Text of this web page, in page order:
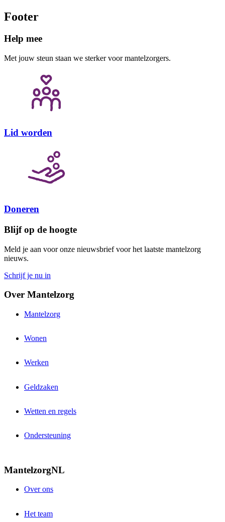
Footer
Help mee
Met jouw steun staan we sterker voor mantelzorgers.
Lid worden
Doneren
Blijf op de hoogte
Meld je aan voor onze nieuwsbrief voor het laatste mantelzorg
nieuws.
Schrijf je nu in
Over Mantelzorg
Mantelzorg
Wonen
Werken
Geldzaken
Wetten en regels
Ondersteuning
MantelzorgNL
Over ons
Het team